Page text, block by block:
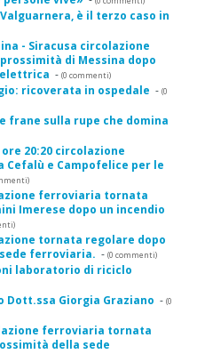
è il terzo caso in
- Siracusa circolazione
di Messina dopo
- (0 commenti)
ricoverata in ospedale - (0
frane sulla rupe che domina
20:20 circolazione
e Campofelice per le
ferroviaria tornata
Imerese dopo un incendio
tornata regolare dopo
ferroviaria. - (0 commenti)
laboratorio di riciclo
Dott.ssa Giorgia Graziano - (0
ferroviaria tornata
della sede